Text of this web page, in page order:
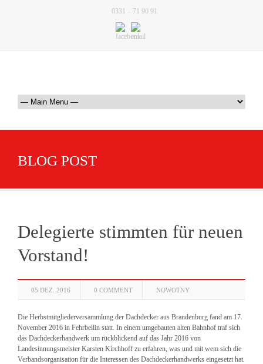
0331 – 71 90 91
BLOG POST
Delegierte stimmten für neuen
Vorstand!
05 DEZ. 2016 0 COMMENT NOWOTNY
Die Herbstmitgliederversammlung der Dachdecker aus Brandenburg fand am 17.
November 2016 in Fehrbellin statt. In einem umgebauten alten Bahnhof traf sich
das Dachdeckerhandwerk um rückblickend auf das Jahr 2016 von
Landesinnungsmeister Karsten Kirchhoff zu erfahren, was und mit wem sich die
Verbandsorganisation für die Interessen des Dachdeckerhandwerks eingesetzt hat.